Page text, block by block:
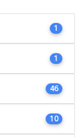
1
1
46
10